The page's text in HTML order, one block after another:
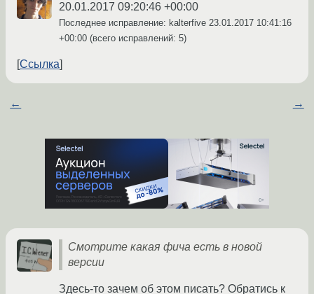
20.01.2017 09:20:46 +00:00
Последнее исправление: kalterfive 23.01.2017 10:41:16
+00:00 (всего исправлений: 5)
Ссылка
← →
Смотрите какая фича есть в новой
версии
Здесь-то зачем об этом писать? Обратись к